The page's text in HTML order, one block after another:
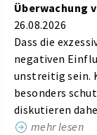
Überwachung
26.08.2026
Dass die
negativen
unstreitig sein.
besonders
diskutieren
mehr lesen